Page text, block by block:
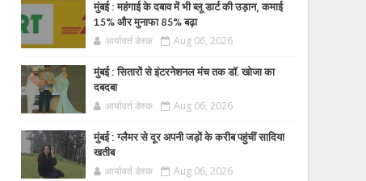
मुंबई : महंगाई के दबाव में भी ब्लू डार्ट की उड़ान, कमाई
15% और मुनाफा 85% बढ़ा
आर्यावर्त डेस्क Aug 06, 2026
मुंबई : सितारों से इंटरनेशनल मंच तक डॉ. खोजा का
दबदबा
आर्यावर्त डेस्क Aug 06, 2026
मुंबई : ग्लैमर से दूर अपनी जड़ों के करीब पहुंचीं सादिया
खतीब
आर्यावर्त डेस्क Aug 06, 2026